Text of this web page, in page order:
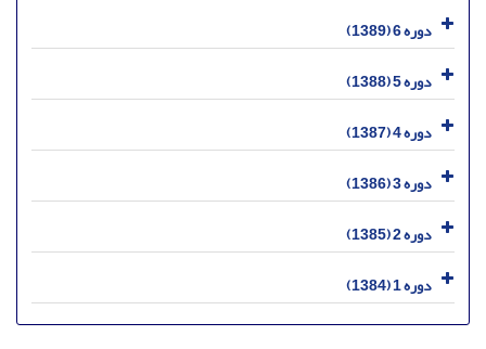
دوره 6 (1389)
دوره 5 (1388)
دوره 4 (1387)
دوره 3 (1386)
دوره 2 (1385)
دوره 1 (1384)